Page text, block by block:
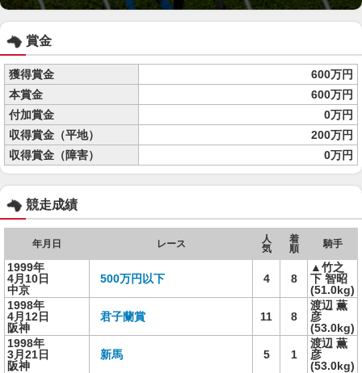
賞金
獲得賞金
600万円
本賞金
600万円
付加賞金
0万円
収得賞金（平地）
200万円
収得賞金（障害）
0万円
競走成績
年月日 レース
人
気
着
順
騎手
1999年
4月10日
中京
500万円以下 4 8
▲竹之
下 智昭
(51.0kg)
1998年
4月12日
阪神
君子蘭賞 11 8
渡辺 薫
彦
(53.0kg)
1998年
3月21日
阪神
新馬 5 1
渡辺 薫
彦
(53.0kg)